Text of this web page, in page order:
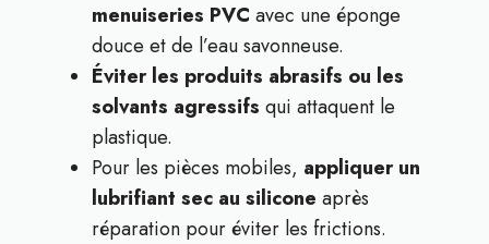
menuiseries PVC avec une éponge
douce et de l’eau savonneuse.
Éviter les produits abrasifs ou les
solvants agressifs qui attaquent le
plastique.
Pour les pièces mobiles, appliquer un
lubrifiant sec au silicone après
réparation pour éviter les frictions.